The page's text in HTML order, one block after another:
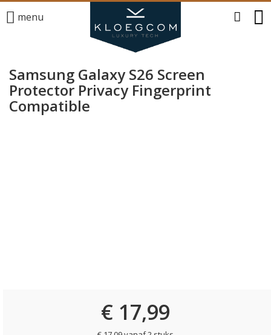
menu
Samsung Galaxy S26 Screen
Protector Privacy Fingerprint
Compatible
€ 17,99